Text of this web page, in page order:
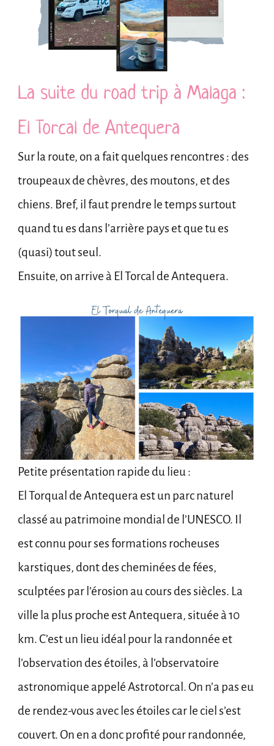
La suite du road trip à Malaga :
El Torcal de Antequera
Sur la route, on a fait quelques rencontres : des
troupeaux de chèvres, des moutons, et des
chiens. Bref, il faut prendre le temps surtout
quand tu es dans l’arrière pays et que tu es
(quasi) tout seul.
Ensuite, on arrive à El Torcal de Antequera.
Petite présentation rapide du lieu :
El Torqual de Antequera est un parc naturel
classé au patrimoine mondial de l’UNESCO. Il
est connu pour ses formations rocheuses
karstiques, dont des cheminées de fées,
sculptées par l’érosion au cours des siècles. La
ville la plus proche est Antequera, située à 10
km. C’est un lieu idéal pour la randonnée et
l’observation des étoiles, à l’observatoire
astronomique appelé Astrotorcal. On n’a pas eu
de rendez-vous avec les étoiles car le ciel s’est
couvert. On en a donc profité pour randonnée,